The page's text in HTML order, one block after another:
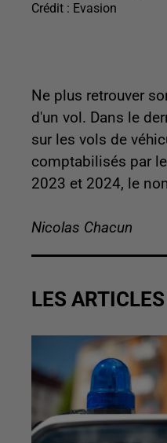
Crédit : Evasion
Ne plus retrouver
d'un vol. Dans le
sur les vols de
comptabilisés par
2023 et 2024, le
Nicolas Chacun
LES ARTICLES